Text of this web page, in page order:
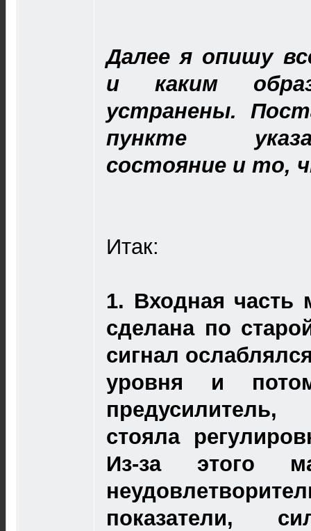
Далее я опишу
и каким
устранены.
пункте
состояние и то,
Итак:
1. Входная часть
сделана по
сигнал
уровня и
стояла
Из-за этого
показатели,